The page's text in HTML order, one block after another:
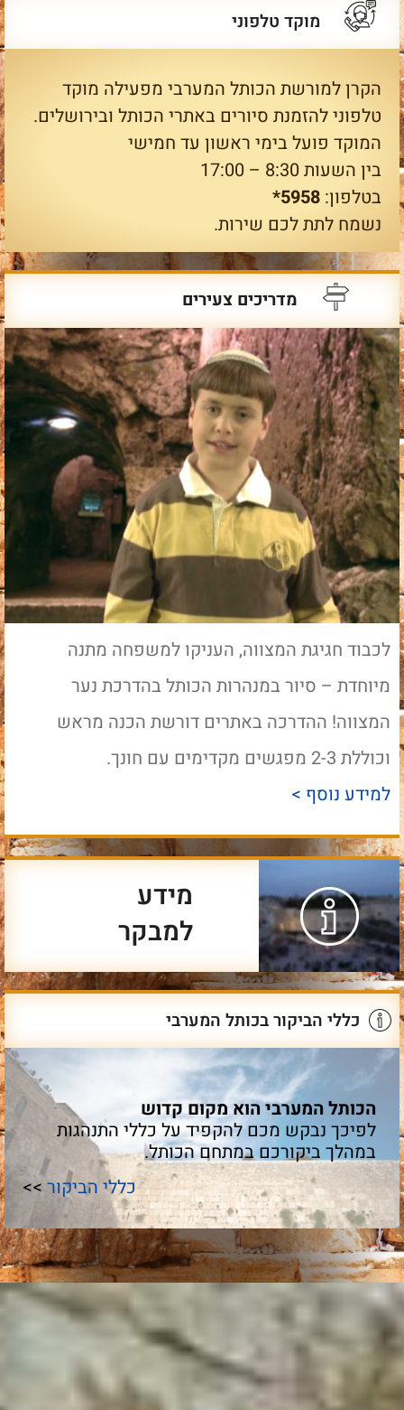
מוקד טלפוני
הקרן למורשת הכותל המערבי מפעילה מוקד
טלפוני להזמנת סיורים באתרי הכותל ובירושלים.
המוקד פועל בימי ראשון עד חמישי
בין השעות 8:30 – 17:00
בטלפון: 5958*
נשמח לתת לכם שירות.
מדריכים צעירים
לכבוד חגיגת המצווה, העניקו למשפחה מתנה
מיוחדת – סיור במנהרות הכותל בהדרכת נער
המצווה! ההדרכה באתרים דורשת הכנה מראש
וכוללת 2-3 מפגשים מקדימים עם חונך.
למידע נוסף >
מידע
למבקר
כללי הביקור בכותל המערבי
הכותל המערבי הוא מקום קדוש
לפיכך נבקש מכם להקפיד על כללי התנהגות
במהלך ביקורכם במתחם הכותל.
כללי הביקור >>